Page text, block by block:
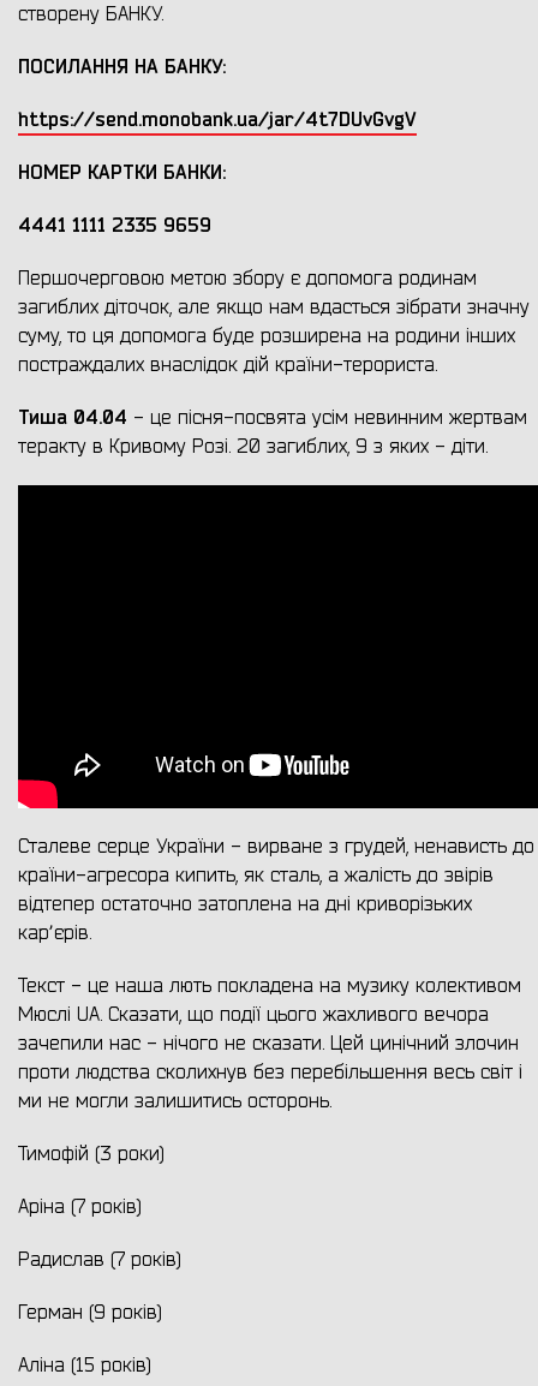
створену БАНКУ.
ПОСИЛАННЯ НА БАНКУ:
https://send.monobank.ua/jar/4t7DUvGvgV
НОМЕР КАРТКИ БАНКИ:
4441 1111 2335 9659
Першочерговою метою збору є допомога родинам
загиблих діточок, але якщо нам вдасться зібрати значну
суму, то ця допомога буде розширена на родини інших
постраждалих внаслідок дій країни-терориста.
Тиша 04.04 - це пісня-посвята усім невинним жертвам
теракту в Кривому Розі. 20 загиблих, 9 з яких - діти.
Сталеве серце України - вирване з грудей, ненависть до
країни-агресора кипить, як сталь, а жалість до звірів
відтепер остаточно затоплена на дні криворізьких
карʼєрів.
Текст - це наша лють покладена на музику колективом
Мюслі UA. Сказати, що події цього жахливого вечора
зачепили нас - нічого не сказати. Цей цинічний злочин
проти людства сколихнув без перебільшення весь світ і
ми не могли залишитись осторонь.
Тимофій (3 роки)
Аріна (7 років)
Радислав (7 років)
Герман (9 років)
Аліна (15 років)